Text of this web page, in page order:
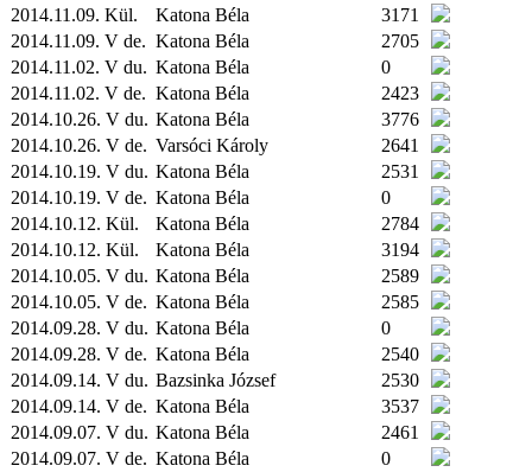
2014.11.09. Kül. Katona Béla
3171
2014.11.09. V de. Katona Béla
2705
2014.11.02. V du. Katona Béla
0
2014.11.02. V de. Katona Béla
2423
2014.10.26. V du. Katona Béla
3776
2014.10.26. V de. Varsóci Károly
2641
2014.10.19. V du. Katona Béla
2531
2014.10.19. V de. Katona Béla
0
2014.10.12. Kül. Katona Béla
2784
2014.10.12. Kül. Katona Béla
3194
2014.10.05. V du. Katona Béla
2589
2014.10.05. V de. Katona Béla
2585
2014.09.28. V du. Katona Béla
0
2014.09.28. V de. Katona Béla
2540
2014.09.14. V du. Bazsinka József
2530
2014.09.14. V de. Katona Béla
3537
2014.09.07. V du. Katona Béla
2461
2014.09.07. V de. Katona Béla
0